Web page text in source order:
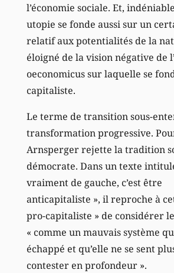
l’économie sociale. Et,
utopie se fonde aussi sur un
relatif aux potentialités de la
éloigné de la vision négative de
oeconomicus sur laquelle se
capitaliste.
Le terme de transition sous-
transformation progressive.
Arnsperger rejette la tradition
démocrate. Dans un texte
vraiment de gauche, c’est être
anticapitaliste », il reproche à
pro-capitaliste » de considérer
« comme un mauvais système
échappé et qu’elle ne se sent
contester en profondeur ».